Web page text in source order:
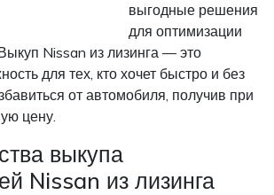
выгодные решения
для оптимизации
Nissan из лизинга — это
для тех, кто хочет быстро и без
от автомобиля, получив при
цену.
выкупа
Nissan из лизинга